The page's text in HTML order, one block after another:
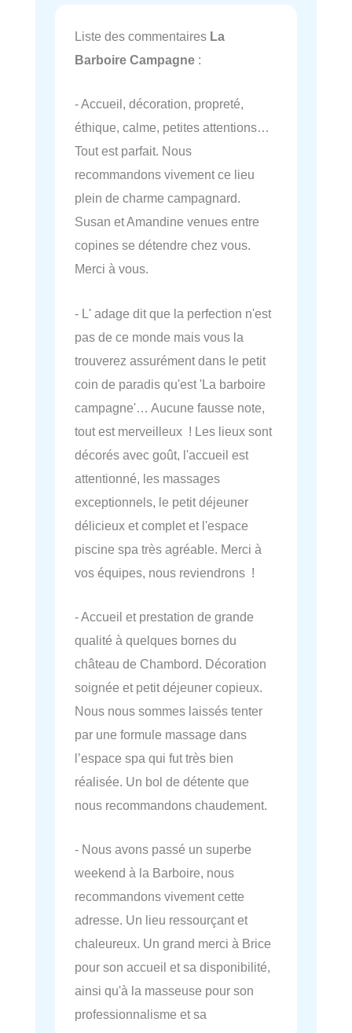
Liste des commentaires La
Barboire Campagne :
- Accueil, décoration, propreté,
éthique, calme, petites attentions…
Tout est parfait. Nous
recommandons vivement ce lieu
plein de charme campagnard.
Susan et Amandine venues entre
copines se détendre chez vous.
Merci à vous.
- L' adage dit que la perfection n'est
pas de ce monde mais vous la
trouverez assurément dans le petit
coin de paradis qu'est 'La barboire
campagne'… Aucune fausse note,
tout est merveilleux ! Les lieux sont
décorés avec goût, l'accueil est
attentionné, les massages
exceptionnels, le petit déjeuner
délicieux et complet et l'espace
piscine spa très agréable. Merci à
vos équipes, nous reviendrons !
- Accueil et prestation de grande
qualité à quelques bornes du
château de Chambord. Décoration
soignée et petit déjeuner copieux.
Nous nous sommes laissés tenter
par une formule massage dans
l’espace spa qui fut très bien
réalisée. Un bol de détente que
nous recommandons chaudement.
- Nous avons passé un superbe
weekend à la Barboire, nous
recommandons vivement cette
adresse. Un lieu ressourçant et
chaleureux. Un grand merci à Brice
pour son accueil et sa disponibilité,
ainsi qu'à la masseuse pour son
professionnalisme et sa